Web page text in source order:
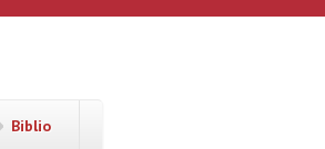
Biblio